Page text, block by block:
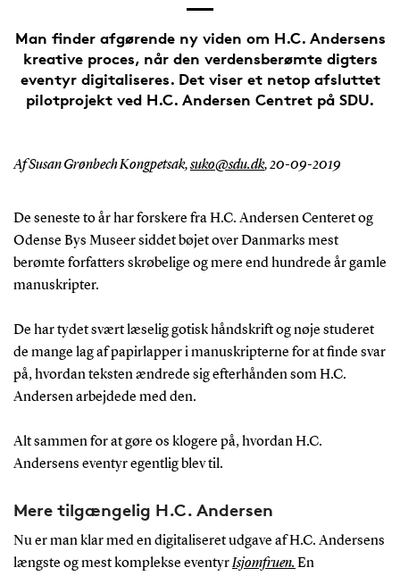
Man finder afgørende ny viden om H.C. Andersens
kreative proces, når den verdensberømte digters
eventyr digitaliseres. Det viser et netop afsluttet
pilotprojekt ved H.C. Andersen Centret på SDU.
Af Susan Grønbech Kongpetsak,suko@sdu.dk,20-09-2019
De seneste to år har forskere fra H.C. Andersen Centeret og
Odense Bys Museer siddet bøjet over Danmarks mest
berømte forfatters skrøbelige og mere end hundrede år gamle
manuskripter.
De har tydet svært læselig gotisk håndskrift og nøje studeret
de mange lag af papirlapper i manuskripterne for at finde svar
på, hvordan teksten ændrede sig efterhånden som H.C.
Andersen arbejdede med den.
Alt sammen for at gøre os klogere på, hvordan H.C.
Andersens eventyr egentlig blev til.
Mere tilgængelig H.C. Andersen
Nu er man klar med en digitaliseret udgave af H.C. Andersens
længste og mest komplekse eventyrIsjomfruen. En